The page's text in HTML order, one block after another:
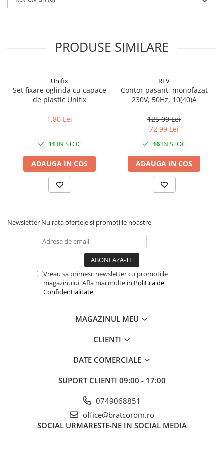
Instalatii de Craciun
Lumanari si candele
Suporturi lumanari
Cosuri de gunoi
Maturi, Mopuri si galeti
Prosoape de hartie si servetele
Solutii geamuri
Solutii universale
Accesorii pentru gradina
Aparate pentru stropit gradina
Hamace si leagane
Lopeti si unelte deszapezit
PRODUSE SIMILARE
Unifix
Set fixare oglinda cu capace
de plastic Unifix
1,80 Lei
11 IN STOC
ADAUGA IN COS
REV
Contor pasant, monofazat
230V, 50Hz, 10(40)A
125,00 Lei
72,99 Lei
16 IN STOC
ADAUGA IN COS
Newsletter Nu rata ofertele si promotiile noastre
Vreau sa primesc newsletter cu promotiile
magazinului. Afla mai multe in Politica de
Confidentialitate
MAGAZINUL MEU
CLIENTI
DATE COMERCIALE
SUPORT CLIENTI 09:00 - 17:00
0749068851
office@bratcorom.ro
SOCIAL URMARESTE-NE IN SOCIAL MEDIA